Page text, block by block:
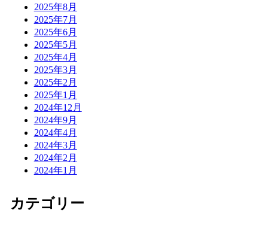
2025年8月
2025年7月
2025年6月
2025年5月
2025年4月
2025年3月
2025年2月
2025年1月
2024年12月
2024年9月
2024年4月
2024年3月
2024年2月
2024年1月
カテゴリー